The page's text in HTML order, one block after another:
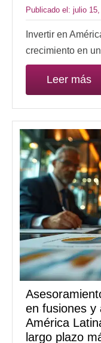
Publicado el: julio
Invertir en
crecimiento en
Leer más
en fusiones y
América
largo plazo